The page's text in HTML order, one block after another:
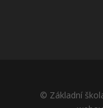
© Základní